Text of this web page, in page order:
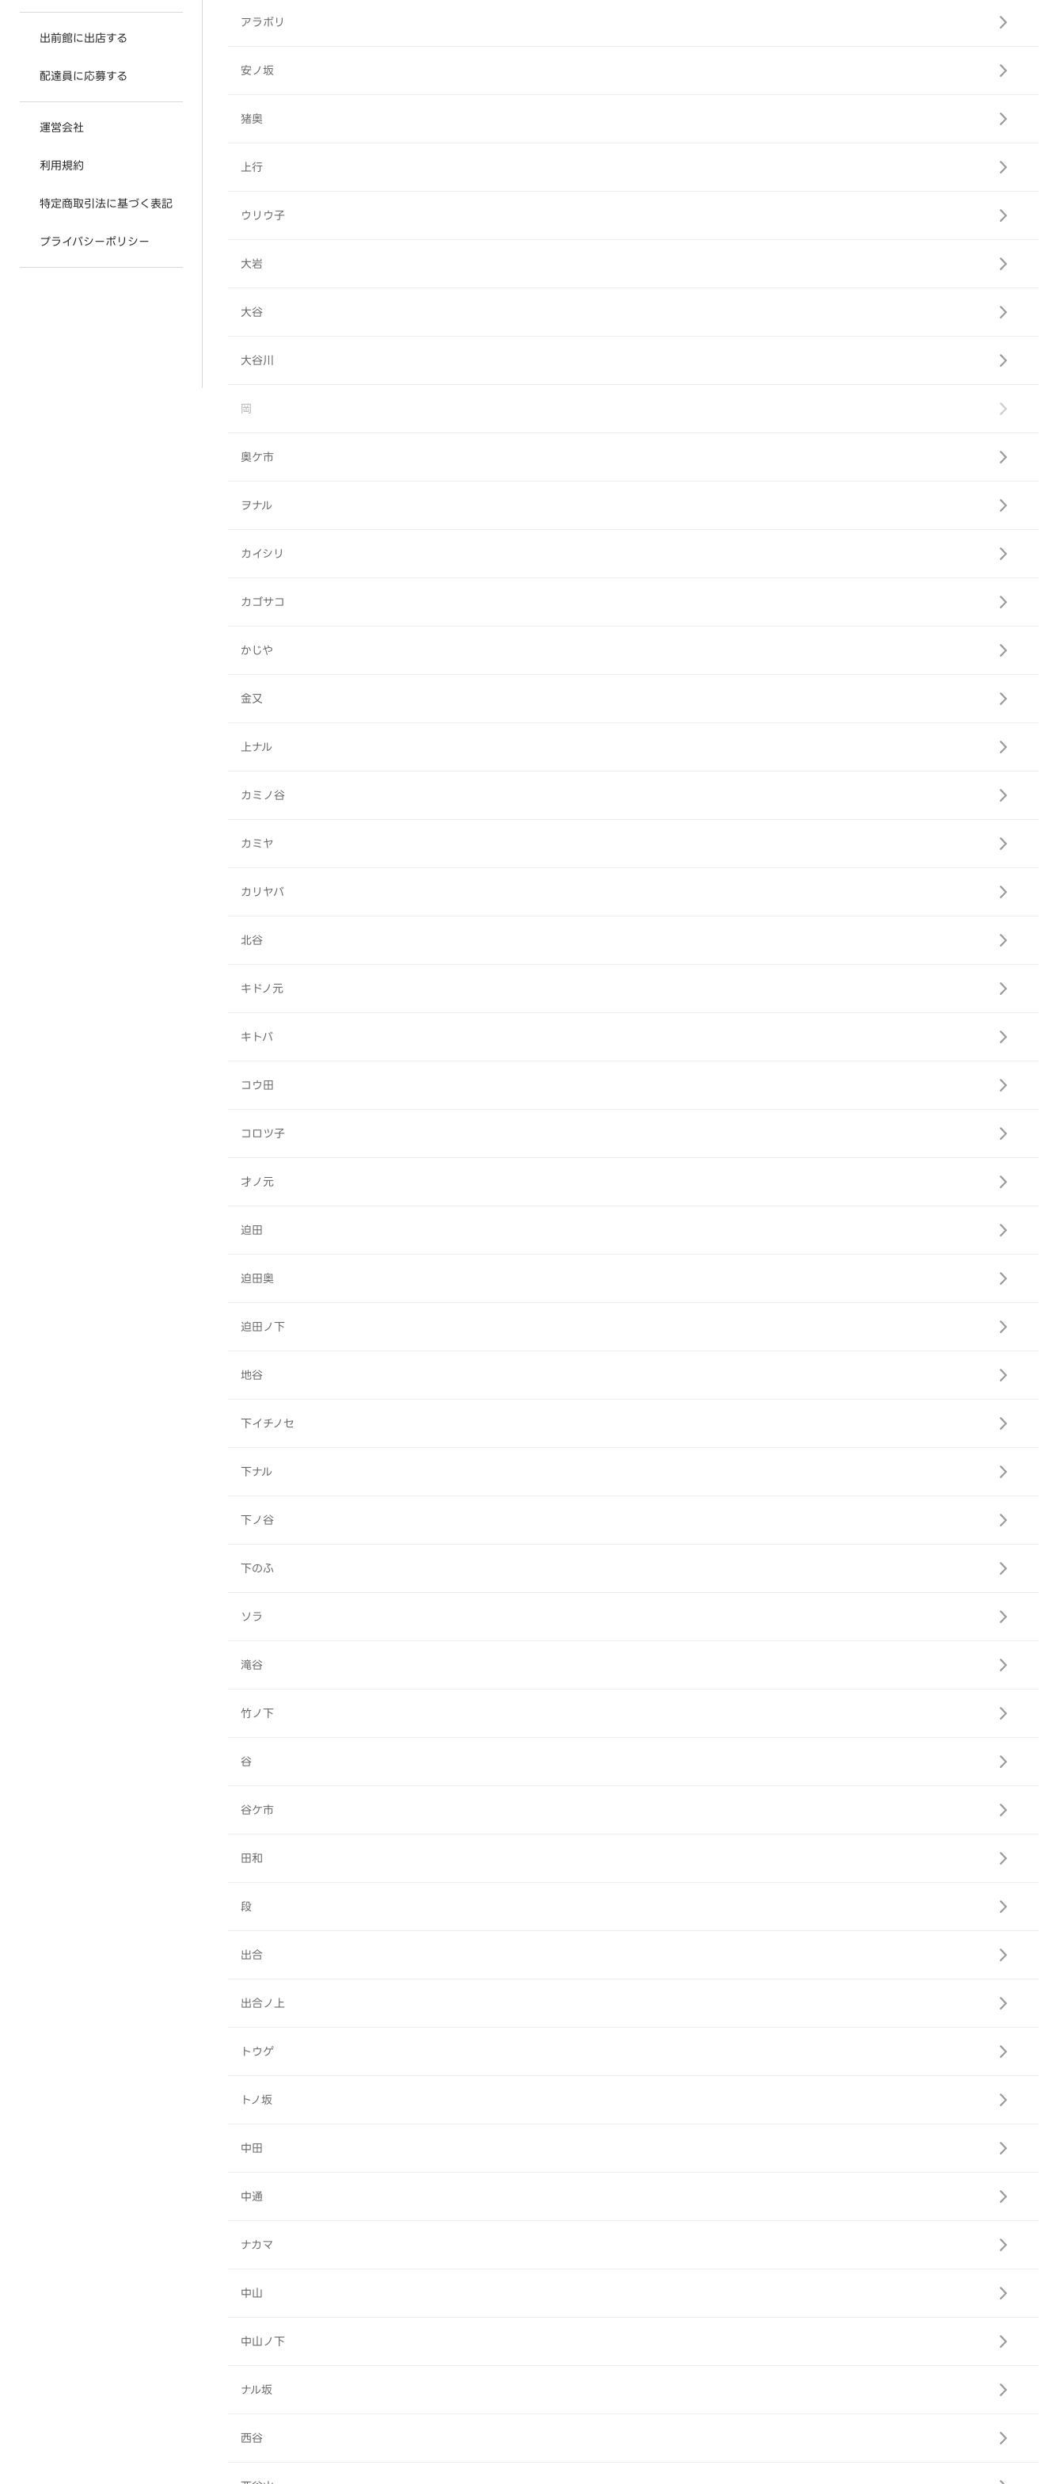
出前館に出店する
配達員に応募する
運営会社
利用規約
特定商取引法に基づく表記
プライバシーポリシー
アラボリ
安ノ坂
猪奥
上行
ウリウ子
大岩
大谷
大谷川
岡
奥ケ市
ヲナル
カイシリ
カゴサコ
かじや
金又
上ナル
カミノ谷
カミヤ
カリヤバ
北谷
キドノ元
キトバ
コウ田
コロツ子
才ノ元
迫田
迫田奥
迫田ノ下
地谷
下イチノセ
下ナル
下ノ谷
下のふ
ソラ
滝谷
竹ノ下
谷
谷ケ市
田和
段
出合
出合ノ上
トウゲ
トノ坂
中田
中通
ナカマ
中山
中山ノ下
ナル坂
西谷